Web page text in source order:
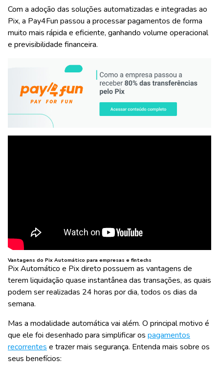
Com a adoção das soluções automatizadas e integradas ao
Pix, a Pay4Fun passou a processar pagamentos de forma
muito mais rápida e eficiente, ganhando volume operacional
e previsibilidade financeira.
Vantagens do Pix Automático para empresas e fintechs
Pix Automático e Pix direto possuem as vantagens de
terem liquidação quase instantânea das transações, as quais
podem ser realizadas 24 horas por dia, todos os dias da
semana.
Mas a modalidade automática vai além. O principal motivo é
que ele foi desenhado para simplificar os pagamentos
recorrentese trazer mais segurança. Entenda mais sobre os
seus benefícios: